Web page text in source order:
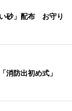
砂」配布 お守り
消防出初め式」